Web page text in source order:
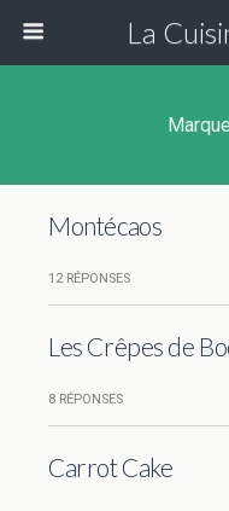
La
Montécaos
12 RÉPONSES
Les Crêpes de
8 RÉPONSES
Carrot Cake